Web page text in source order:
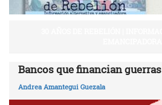
Bancos que financian guerras
Andrea Amantegui Guezala